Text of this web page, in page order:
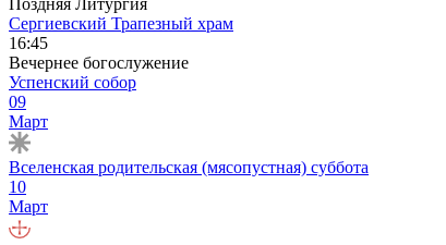
Сергиевский Трапезный храм
16:45
Вечернее богослужение
Успенский собор
09
Март
Вселенская родительская (мясопустная) суббота
10
Март